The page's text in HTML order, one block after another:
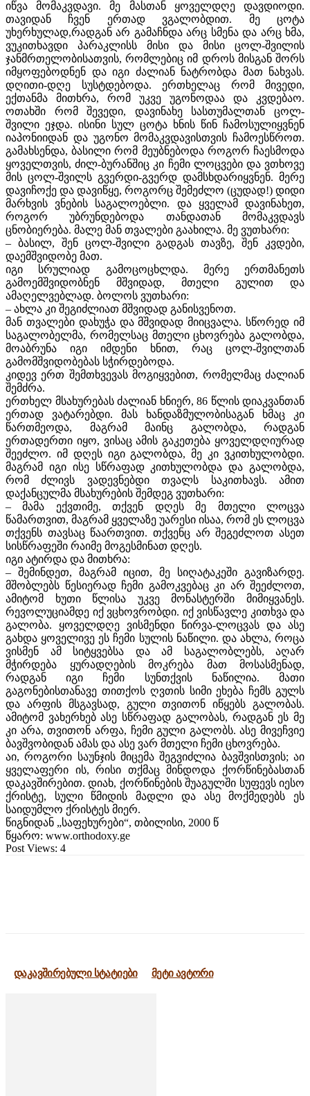
იწვა მომაკვდავი. მე მასთან ყოველდღე დავდიოდი.
თავიდან ჩვენ ერთად ვგალობდით. მე ცოტა
უხერხულად,რადგან არ გამაჩნდა არც სმენა და არც ხმა,
ვუკითხავდი პარაკლისს მისი და მისი ცოლ-შვილის
ჯანმრთელობისათვის, რომლებიც იმ დროს მისგან შორს
იმყოფებოდნენ და იგი ძალიან ნატრობდა მათ ნახვას.
დღითი-დღე სუსტდებოდა. ერთხელაც რომ მივედი,
ექთანმა მითხრა, რომ უკვე უგონოდაა და კვდებაო.
ოთახში რომ შევედი, დავინახე სასთუმალთან ცოლ-
შვილი ეჯდა. ისინი სულ ცოტა ხნის წინ ჩამოსულიყვნენ
იაპონიიდან და უგონო მომაკვდავისთვის ჩამოესწროთ.
გამახსენდა, ბასილი რომ მეუბნებოდა როგორ ჩაესმოდა
ყოველთვის, ძილ-ბურანშიც კი ჩემი ლოცვები და ვთხოვე
მის ცოლ-შვილს გვერდი-გვერდ დამსხდარიყვნენ. მერე
დავიჩოქე და დავიწყე, როგორც შემეძლო (ცუდად!) დიდი
მარხვის ვნების საგალოებლი. და ყველამ დავინახეთ,
როგორ უბრუნდებოდა თანდათან მომაკვდავს
ცნობიერება. მალე მან თვალები გაახილა. მე ვუთხარი:
– ბასილ, შენ ცოლ-შვილი გადგას თავზე, შენ კვდები,
დაემშვიდობე მათ.
იგი სრულიად გამოცოცხლდა. მერე ერთმანეთს
გამოემშვიდობნენ მშვიდად, მთელი გულით და
ამაღელვებლად. ბოლოს ვუთხარი:
– ახლა კი შეგიძლიათ მშვიდად განისვენოთ.
მან თვალები დახუჭა და მშვიდად მიიცვალა. სწორედ იმ
საგალობელმა, რომელსაც მთელი ცხოვრება გალობდა,
მოაბრუნა იგი იმდენი ხნით, რაც ცოლ-შვილთან
გამომშვიდობებას სჭირდებოდა.
კიდევ ერთ შემთხვევას მოგიყვებით, რომელმაც ძალიან
შემძრა.
ერთხელ მსახურებას ძალიან ხნიერ, 86 წლის დიაკვანთან
ერთად ვატარებდი. მას ხანდაზმულობისაგან ხმაც კი
წართმეოდა, მაგრამ მაინც გალობდა, რადგან
ერთადერთი იყო, ვისაც ამის გაკეთება ყოველდღიურად
შეეძლო. იმ დღეს იგი გალობდა, მე კი ვკითხულობდი.
მაგრამ იგი ისე სწრაფად კითხულობდა და გალობდა,
რომ ძლივს ვადევნებდი თვალს საკითხავს. ამით
დაქანცულმა მსახურების შემდეგ ვუთხარი:
– მამა ექვთიმე, თქვენ დღეს მე მთელი ლოცვა
წამართვით, მაგრამ ყველაზე უარესი ისაა, რომ ეს ლოცვა
თქვენს თავსაც წაართვით. თქვენც არ შეგეძლოთ ასეთ
სისწრაფეში რაიმე მოგესმინათ დღეს.
იგი ატირდა და მითხრა:
– შემინდეთ, მაგრამ იცით, მე სიღატაკეში გავიზარდე.
მშობლებს წესიერად ჩემი გამოკვებაც კი არ შეეძლოთ,
ამიტომ ხუთი წლისა უკვე მონასტერში მიმიყვანეს.
რევოლუციამდე იქ ვცხოვრობდი. იქ ვისწავლე კითხვა და
გალობა. ყოველდღე ვისმენდი წირვა-ლოცვას და ასე
გახდა ყოველივე ეს ჩემი სულის ნაწილი. და ახლა, როცა
ვისმენ ამ სიტყვებსა და ამ საგალობლებს, აღარ
მჭირდება ყურადღების მოკრება მათ მოსასმენად,
რადგან იგი ჩემი სუნთქვის ნაწილია. მათი
გაგონებისთანავე თითქოს ღვთის სიმი ეხება ჩემს გულს
და არფის მსგავსად, გული თვითონ იწყებს გალობას.
ამიტომ ვახერხებ ასე სწრაფად გალობას, რადგან ეს მე
კი არა, თვითონ არფა, ჩემი გული გალობს. ასე მივეჩვიე
ბავშვობიდან ამას და ასე ვარ მთელი ჩემი ცხოვრება.
აი, როგორი საუნჯის მიცემა შეგვიძლია ბავშვისთვის; აი
ყველაფერი ის, რისი თქმაც მინდოდა ქორწინებასთან
დაკავშირებით. დიახ, ქორწინების შუაგულში სუფევს იესო
ქრისტე, სული წმიდის მადლი და ასე მოქმედებს ეს
საიდუმლო ქრისტეს მიერ.
წიგნიდან „საფეხურები“, თბილისი, 2000 წ
წყარო: www.orthodoxy.ge
Post Views: 4
დაკავშირებული სტატიები მეტი ავტორი